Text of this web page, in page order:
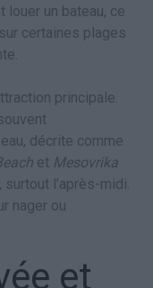
louer un bateau, ce
certaines plages
principale.
décrite comme
et Mesovrika
l’après-midi.
nager ou
et